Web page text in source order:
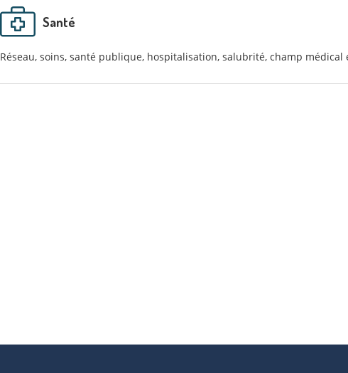
Santé
Réseau, soins, santé publique, hospitalisation, salubrité, champ médical